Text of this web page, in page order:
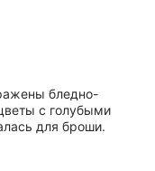
бледно-
с голубыми
для броши.